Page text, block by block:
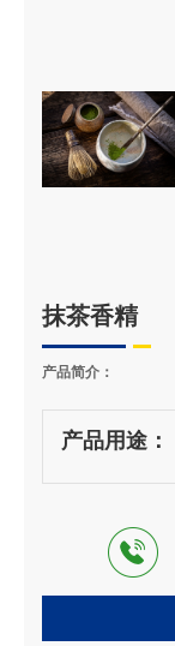
抹茶香精
产品简介：
产品用途：